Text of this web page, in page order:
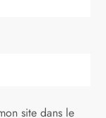
site dans le